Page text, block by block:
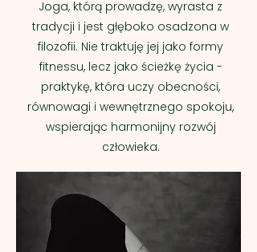
Joga, którą prowadzę, wyrasta z
tradycji i jest głęboko osadzona w
filozofii. Nie traktuję jej jako formy
fitnessu, lecz jako ścieżkę życia -
praktykę, która uczy obecności,
równowagi i wewnętrznego spokoju,
wspierając harmonijny rozwój
człowieka.